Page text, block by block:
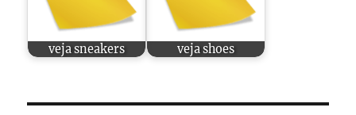
veja sneakers veja shoes